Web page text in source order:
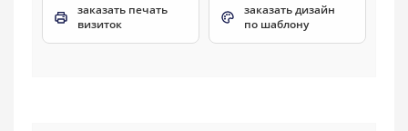
заказать печать
визиток
заказать дизайн
по шаблону